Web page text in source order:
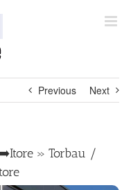
Previous Next
» Torbau /